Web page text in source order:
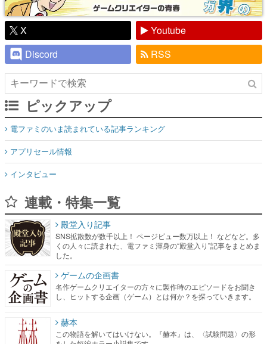
X
Youtube
Discord
RSS
ピックアップ
電ファミのいま読まれている記事ランキング
アプリセール情報
インタビュー
連載・特集一覧
殿堂入り記事
SNS拡散数が数千以上！ ページビュー数万以上！ などなど。多
くの人々に読まれた、電ファミ渾身の“殿堂入り”記事をまとめま
した。
ゲームの企画書
名作ゲームクリエイターの方々に製作時のエピソードをお聞き
し、ヒットする企画（ゲーム）とは何か？を探っていきます。
赫本
この物語を解いてはいけない。『赫本』は、〈試験問題〉の形